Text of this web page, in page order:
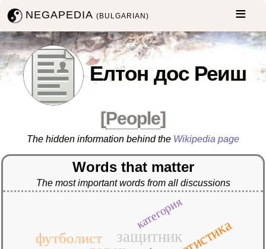
NEGAPEDIA(BULGARIAN)
Елтон дос Реиш
[People]
The hidden information behind the Wikipedia page
Words that matter
The most important words from all discussions
защитник
футболист
категория